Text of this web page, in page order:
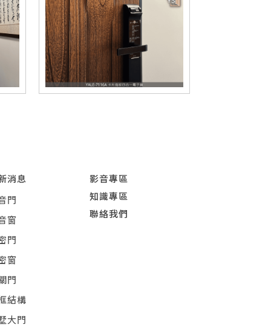
消息
門
窗
門
窗
門
結構
大門
影音專區
知識專區
聯絡我們